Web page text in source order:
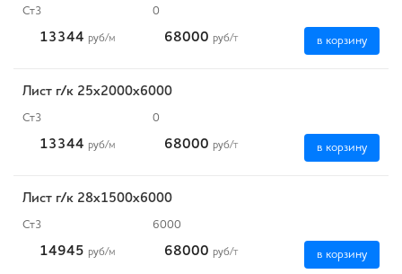
Ст3 0
13344 руб/м 68000 руб/т в корзину
Лист г/к 25х2000х6000
Ст3 0
13344 руб/м 68000 руб/т в корзину
Лист г/к 28х1500х6000
Ст3 6000
14945 руб/м 68000 руб/т в корзину